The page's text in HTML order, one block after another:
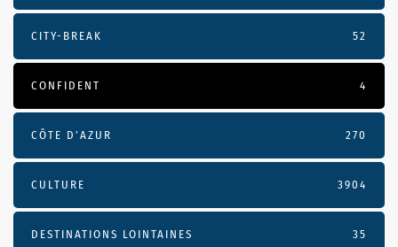
CITY-BREAK 52
CONFIDENT 4
CÔTE D’AZUR 270
CULTURE 3904
DESTINATIONS LOINTAINES 35